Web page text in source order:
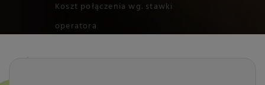
Koszt połączenia wg. stawki
operatora